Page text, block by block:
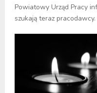
Powiatowy Urząd Pracy
szukają teraz pracodawcy.